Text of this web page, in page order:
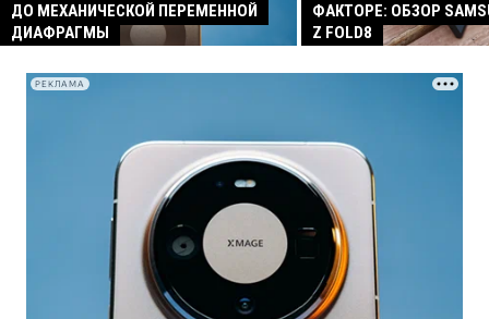
ДО МЕХАНИЧЕСКОЙ ПЕРЕМЕННОЙ
ДИАФРАГМЫ
ФАКТОРЕ: ОБЗОР
Z FOLD8
РЕКЛАМА